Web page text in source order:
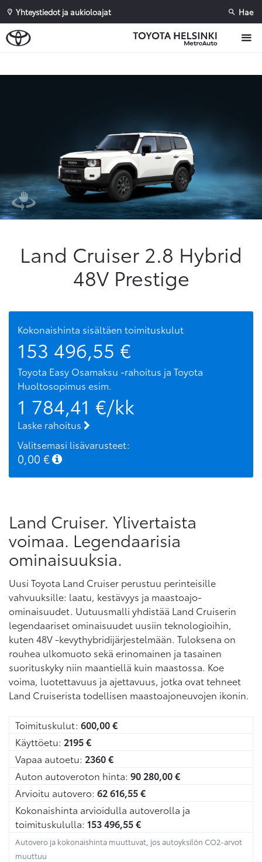
Yhteystiedot ja aukioloajat Hae
Land Cruiser 2.8 Hybrid
48V Prestige
Kokonaishinta sisältäen toimituskulut
153 496,55 €
Toyota Easy Osamaksu -rahoitus ja Toyota
Huoltosopimus esim.
1 784,41 €/kk
Laske rahoitus
Valitsemasi lisävarusteet:
0,00 €
Land Cruiser. Ylivertaista
voimaa. Legendaarisia
ominaisuuksia.
Uusi Toyota Land Cruiser perustuu perinteisille
vahvuuksille: laatu, kestävyys ja maastoajo-
ominaisuudet. Uutuusmalli yhdistää Land Cruiserin
legendaariset ominaisuudet uusiin teknologioihin,
kuten 48V -kevythybridijärjestelmään. Tuloksena on
rouhea ulkomuoto sekä erinomainen ja tasainen
suorituskyky niin maantiellä kuin maastossa. Koe
voima, luotettavuus ja ajettavuus, jotka ovat tehneet
Land Cruiserista todellisen maastoajoneuvojen ikonin.
Toimituskulut: 600,00€
Käyttöetu: 2195€
Vapaa autoetu: 2360€
Auton autoveroton hinta: 90 280,00€
Arvioitu autovero: 62 616,55€
Kokonaishinta arvioidulla autoverolla ja
toimituskululla: 153 496,55€
Autovero ja kokonaishinta muuttuvat, jos autoyksilön CO2-arvot
muuttuu